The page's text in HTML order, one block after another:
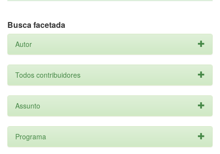
Busca facetada
Autor
Todos contribuidores
Assunto
Programa